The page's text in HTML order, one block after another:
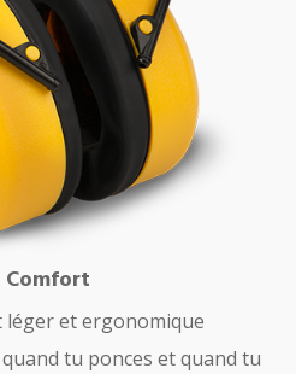
léger et ergonomique
tu ponces et quand tu